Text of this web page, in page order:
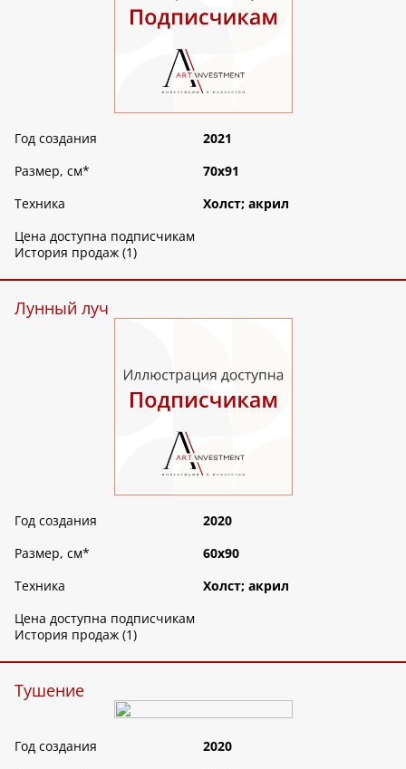
Год создания
2021
Размер, см*
70х91
Техника
Холст; акрил
Цена доступна подписчикам
История продаж (1)
Лунный луч
Год создания
2020
Размер, см*
60х90
Техника
Холст; акрил
Цена доступна подписчикам
История продаж (1)
Тушение
Год создания
2020